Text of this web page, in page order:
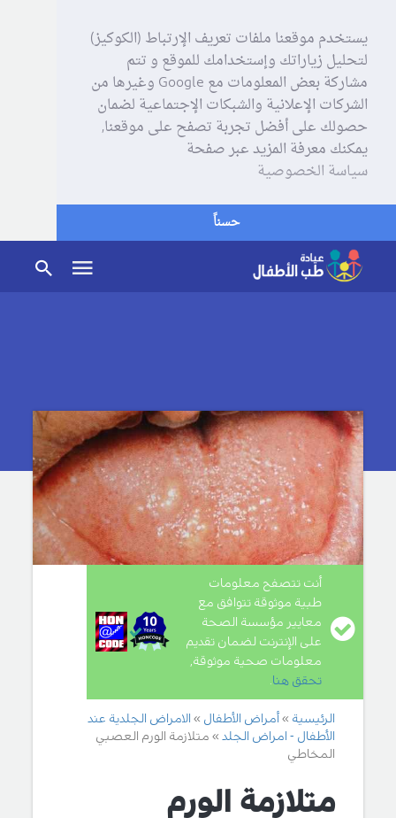
يستخدم موقعنا ملفات تعريف الإرتباط (الكوكيز)
لتحليل زياراتك وإستخدامك للموقع و تتم
مشاركة بعض المعلومات مع Google وغيرها من
الشركات الإعلانية والشبكات الإجتماعية لضمان
حصولك على أفضل تجربة تصفح على موقعنا,
يمكنك معرفة المزيد عبر صفحة
سياسة الخصوصية
حسناً
أنت تتصفح معلومات
طبية موثوقة تتوافق مع
معايير مؤسسة الصحة
على الإنترنت لضمان تقديم
معلومات صحية موثوقة,
تحقق هنا.
الرئيسية أمراض الأطفال
الامراض الجلدية عند
الأطفال - امراض الجلد
متلازمة الورم العصبي
المخاطي
متلازمة الورم